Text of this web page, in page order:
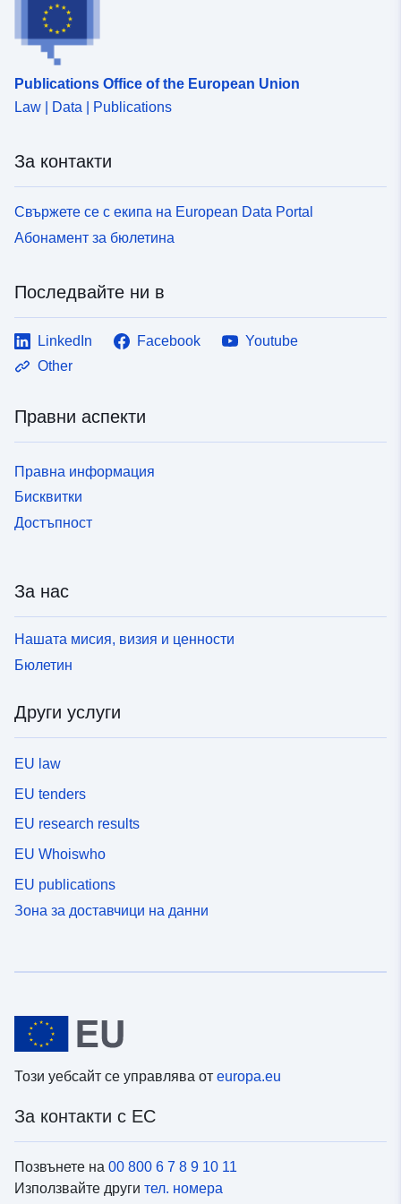
Publications Office of the European Union
Law | Data | Publications
За контакти
Свържете се с екипа на European Data Portal
Абонамент за бюлетина
Последвайте ни в
LinkedIn Facebook
Youtube
Other
Правни аспекти
Правна информация
Бисквитки
Достъпност
За нас
Нашата мисия, визия и ценности
Бюлетин
Други услуги
EU law
EU tenders
EU research results
EU Whoiswho
EU publications
Зона за доставчици на данни
Този уебсайт се управлява от europa.eu
За контакти с ЕС
Позвънете на 00 800 6 7 8 9 10 11
Използвайте други тел. номера